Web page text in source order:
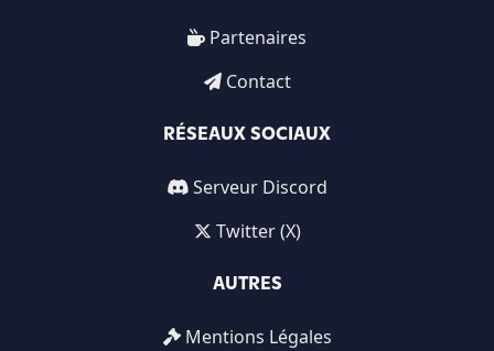
Partenaires
Contact
RÉSEAUX SOCIAUX
Serveur Discord
Twitter (X)
AUTRES
Mentions Légales